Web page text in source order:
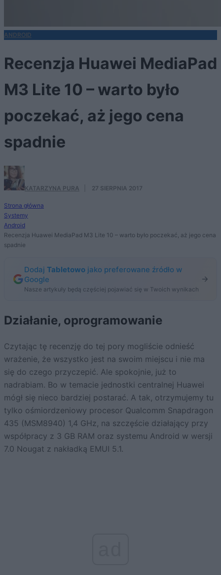
ANDROID
Recenzja Huawei MediaPad
M3 Lite 10 – warto było
poczekać, aż jego cena
spadnie
KATARZYNA PURA 27 SIERPNIA 2017
Strona główna
Systemy
Android
Recenzja Huawei MediaPad M3 Lite 10 – warto było poczekać, aż jego cena
spadnie
Dodaj Tabletowo jako preferowane źródło w
Google
Nasze artykuły będą częściej pojawiać się w Twoich wynikach
Działanie, oprogramowanie
Czytając tę recenzję do tej pory mogliście odnieść
wrażenie, że wszystko jest na swoim miejscu i nie ma
się do czego przyczepić. Ale spokojnie, już to
nadrabiam. Bo w temacie jednostki centralnej Huawei
mógł się nieco bardziej postarać. A tak, otrzymujemy tu
tylko ośmiordzeniowy procesor Qualcomm Snapdragon
435 (MSM8940) 1,4 GHz, na szczęście działający przy
współpracy z 3 GB RAM oraz systemu Android w wersji
7.0 Nougat z nakładką EMUI 5.1.